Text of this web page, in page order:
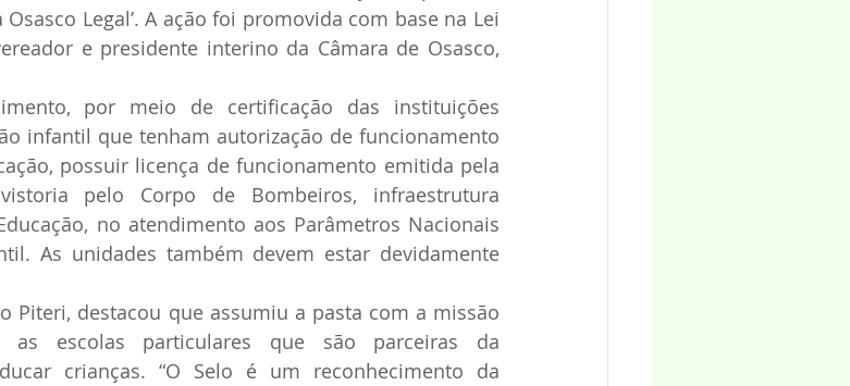
Legal’. A ação foi promovida com base na Lei
e presidente interino da Câmara de Osasco,
por meio de certificação das instituições
infantil que tenham autorização de funcionamento
possuir licença de funcionamento emitida pela
pelo Corpo de Bombeiros, infraestrutura
no atendimento aos Parâmetros Nacionais
As unidades também devem estar devidamente
Piteri, destacou que assumiu a pasta com a missão
escolas particulares que são parceiras da
crianças. “O Selo é um reconhecimento da